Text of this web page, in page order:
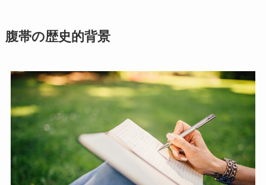
腹帯の歴史的背景